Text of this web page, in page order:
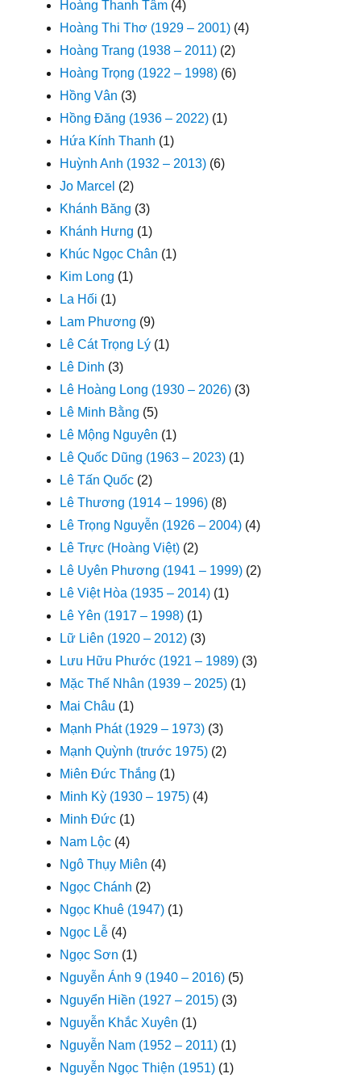
Hoàng Thanh Tâm (4)
Hoàng Thi Thơ (1929 – 2001) (4)
Hoàng Trang (1938 – 2011) (2)
Hoàng Trọng (1922 – 1998) (6)
Hồng Vân (3)
Hồng Đăng (1936 – 2022) (1)
Hứa Kính Thanh (1)
Huỳnh Anh (1932 – 2013) (6)
Jo Marcel (2)
Khánh Băng (3)
Khánh Hưng (1)
Khúc Ngọc Chân (1)
Kim Long (1)
La Hối (1)
Lam Phương (9)
Lê Cát Trọng Lý (1)
Lê Dinh (3)
Lê Hoàng Long (1930 – 2026) (3)
Lê Minh Bằng (5)
Lê Mộng Nguyên (1)
Lê Quốc Dũng (1963 – 2023) (1)
Lê Tấn Quốc (2)
Lê Thương (1914 – 1996) (8)
Lê Trọng Nguyễn (1926 – 2004) (4)
Lê Trực (Hoàng Việt) (2)
Lê Uyên Phương (1941 – 1999) (2)
Lê Việt Hòa (1935 – 2014) (1)
Lê Yên (1917 – 1998) (1)
Lữ Liên (1920 – 2012) (3)
Lưu Hữu Phước (1921 – 1989) (3)
Mặc Thế Nhân (1939 – 2025) (1)
Mai Châu (1)
Mạnh Phát (1929 – 1973) (3)
Mạnh Quỳnh (trước 1975) (2)
Miên Đức Thắng (1)
Minh Kỳ (1930 – 1975) (4)
Minh Đức (1)
Nam Lộc (4)
Ngô Thụy Miên (4)
Ngọc Chánh (2)
Ngọc Khuê (1947) (1)
Ngọc Lễ (4)
Ngọc Sơn (1)
Nguyễn Ánh 9 (1940 – 2016) (5)
Nguyển Hiền (1927 – 2015) (3)
Nguyễn Khắc Xuyên (1)
Nguyễn Nam (1952 – 2011) (1)
Nguyễn Ngọc Thiện (1951) (1)